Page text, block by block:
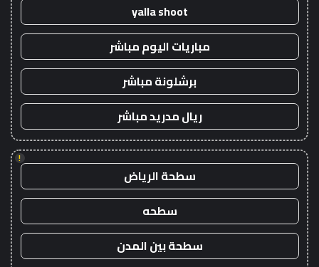
yalla shoot
مباريات اليوم مباشر
برشلونة مباشر
ريال مدريد مباشر
!
سطحة الرياض
سطحه
سطحة بين المدن